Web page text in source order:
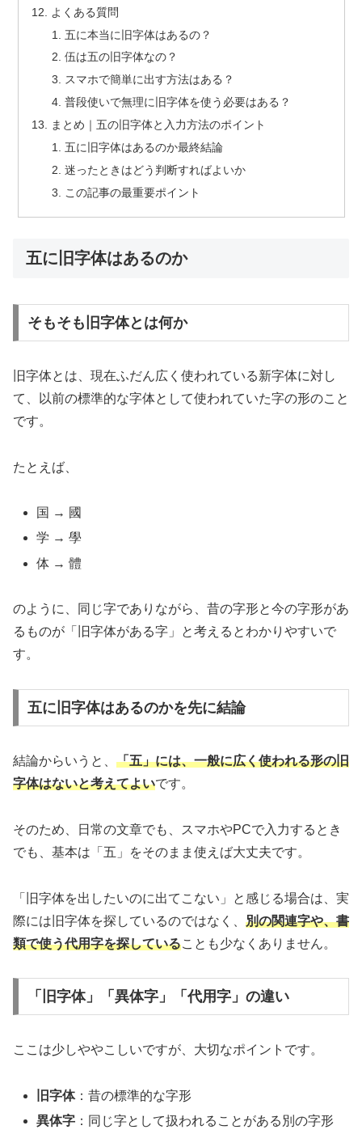
よくある質問
五に本当に旧字体はあるの？
伍は五の旧字体なの？
スマホで簡単に出す方法はある？
普段使いで無理に旧字体を使う必要はある？
まとめ｜五の旧字体と入力方法のポイント
五に旧字体はあるのか最終結論
迷ったときはどう判断すればよいか
この記事の最重要ポイント
五に旧字体はあるのか
そもそも旧字体とは何か
旧字体とは、現在ふだん広く使われている新字体に対し
て、以前の標準的な字体として使われていた字の形のこと
です。
たとえば、
国 → 國
学 → 學
体 → 體
のように、同じ字でありながら、昔の字形と今の字形があ
るものが「旧字体がある字」と考えるとわかりやすいで
す。
五に旧字体はあるのかを先に結論
結論からいうと、 「五」には、一般に広く使われる形の旧
字体はないと考えてよいです。
そのため、日常の文章でも、スマホやPCで入力するとき
でも、基本は「五」をそのまま使えば大丈夫です。
「旧字体を出したいのに出てこない」と感じる場合は、実
際には旧字体を探しているのではなく、 別の関連字や、書
類で使う代用字を探していることも少なくありません。
「旧字体」「異体字」「代用字」の違い
ここは少しややこしいですが、大切なポイントです。
旧字体：昔の標準的な字形
異体字 ：同じ字として扱われることがある別の字形